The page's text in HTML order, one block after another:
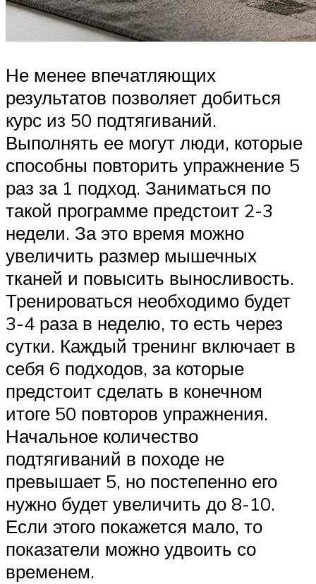
Не менее впечатляющих
результатов позволяет добиться
курс из 50 подтягиваний.
Выполнять ее могут люди, которые
способны повторить упражнение 5
раз за 1 подход. Заниматься по
такой программе предстоит 2-3
недели. За это время можно
увеличить размер мышечных
тканей и повысить выносливость.
Тренироваться необходимо будет
3-4 раза в неделю, то есть через
сутки. Каждый тренинг включает в
себя 6 подходов, за которые
предстоит сделать в конечном
итоге 50 повторов упражнения.
Начальное количество
подтягиваний в походе не
превышает 5, но постепенно его
нужно будет увеличить до 8-10.
Если этого покажется мало, то
показатели можно удвоить со
временем.